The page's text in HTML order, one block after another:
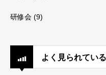
研修会 (9)
よく見られてい